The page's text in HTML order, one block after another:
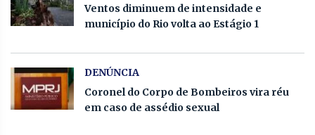
Ventos diminuem de intensidade e
município do Rio volta ao Estágio 1
DENÚNCIA
Coronel do Corpo de Bombeiros vira réu
em caso de assédio sexual